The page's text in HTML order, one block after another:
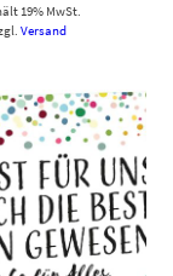
19% MwSt.
Versand